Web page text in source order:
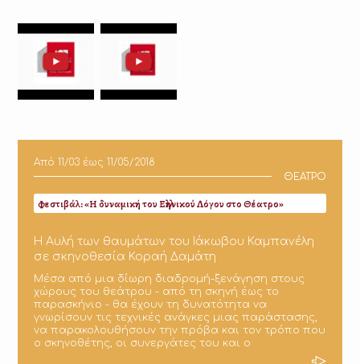
Από11/03 έως11/05/2018
ΘΕΑΤΡΟ
Φεστιβάλ: «Η δυναμική του Ελληνικού Λόγου στο Θέατρο»
Η Αυλή των θαυμάτων του Ιάκωβου Καμπανέλη
σε σκηνοθεσία Κοραή Δαμάτη
Μέσα από μια δίωρη διαδρομή-ξενάγηση στους
χώρους του θεάτρου - από τη σκηνή έως το
παρασκήνιο - θα έχουν τη δυνατότητα να
γνωρίσουν τις τεχνικές ανάγκες μιας παράστασης,
να παρακολουθήσουν την πρόβα και τον τρόπο που
ο σκηνοθέτης, οι συνεργάτες του και ο